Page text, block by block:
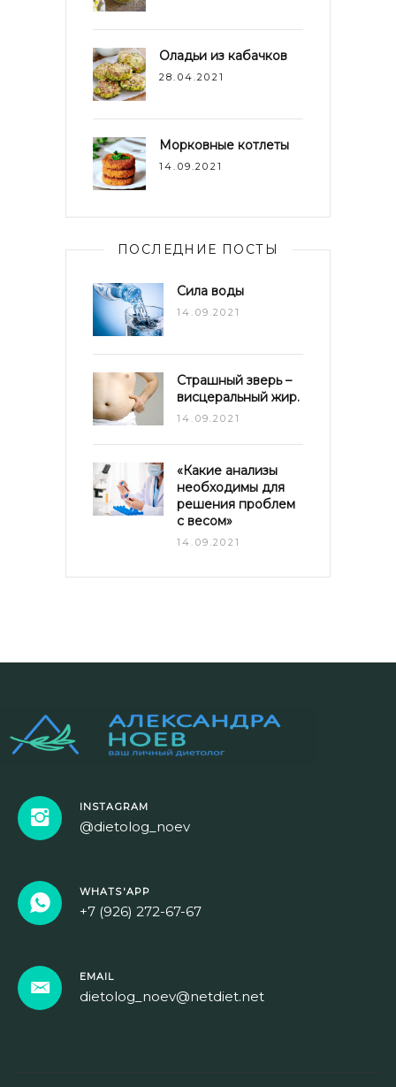
Оладьи из кабачков
28.04.2021
Морковные котлеты
14.09.2021
ПОСЛЕДНИЕ ПОСТЫ
Сила воды
14.09.2021
Страшный зверь –
висцеральный жир.
14.09.2021
«Какие анализы
необходимы для
решения проблем
с весом»
14.09.2021
INSTAGRAM
@dietolog_noev
WHATS'APP
+7 (926) 272-67-67
EMAIL
dietolog_noev@netdiet.net